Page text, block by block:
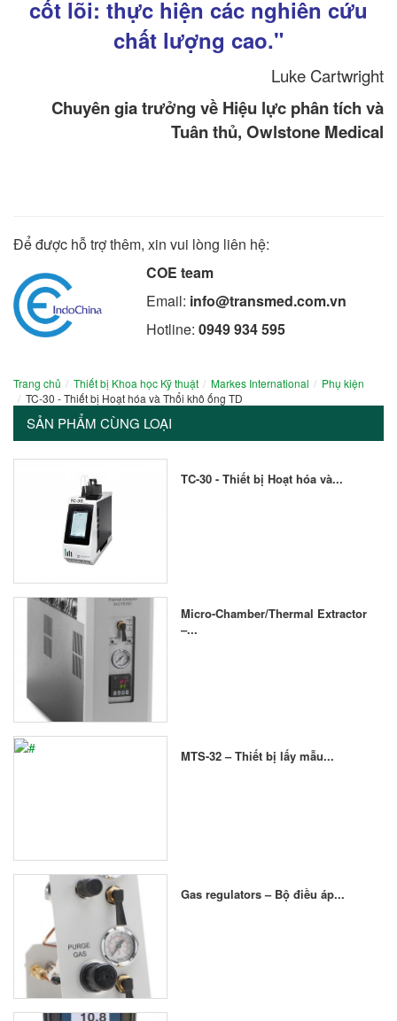
cốt lõi: thực hiện các nghiên cứu
chất lượng cao."
Luke Cartwright
Chuyên gia trưởng về Hiệu lực phân tích và
Tuân thủ, Owlstone Medical
Để được hỗ trợ thêm, xin vui lòng liên hệ:
COE team
Email: info@transmed.com.vn
Hotline: 0949 934 595
Trang chủ Thiết bị Khoa học Kỹ thuật Markes International
Phụ kiện
TC-30 - Thiết bị Hoạt hóa và Thổi khô ống TD
SẢN PHẨM CÙNG LOẠI
TC-30 - Thiết bị Hoạt hóa và...
Micro-Chamber/Thermal Extractor
–...
MTS-32 – Thiết bị lấy mẫu...
Gas regulators – Bộ điều áp...